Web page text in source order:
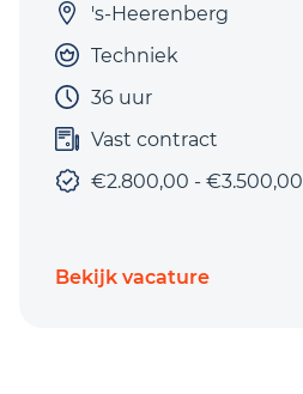
's-Heerenberg
Techniek
36 uur
Vast contract
€2.800,00 - €3.500,00
Bekijk vacature